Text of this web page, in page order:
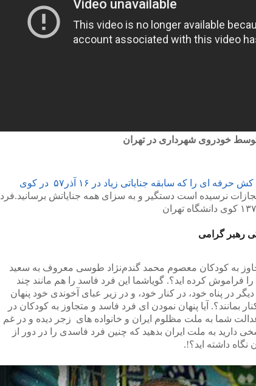
خودروی شهرداری در تهران
این آدم کش حرفه ای را که سابقه جنایاتی زیاد در ۱۶ آذر۵۷ در کوی
نرسیده است دستگیر و به سزای همه جنایاتش برسانید.فرد
دانشگاه تهران
به کودکان معصوم محمد گندم‌نژاد طوسی معروف به سعید
کرده اید؟. گویاشما این فرد فاسد را هم مانند چند
در پناه خود، در کنار خود، و در زیر عبای آخوندی خود پنهان
بمانند؟. آیا پنهان نمودن ای فرد فاسد و متجاوز به کودکان در
شما به ملت مظلوم ایران و خانواده های زجر دیده و در غم
دارید به ملت ایران بدهید که چنین فرد فاسدی را در دور از
نگاه داشته اید؟!.